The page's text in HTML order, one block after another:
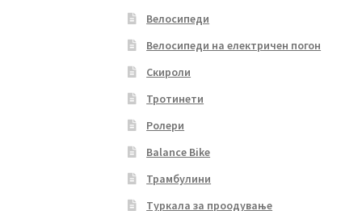
Велосипеди
Велосипеди на електричен погон
Скироли
Тротинети
Ролери
Balance Bike
Трамбулини
Туркала за проодување